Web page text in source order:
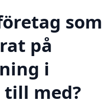
som
på
i
till med?